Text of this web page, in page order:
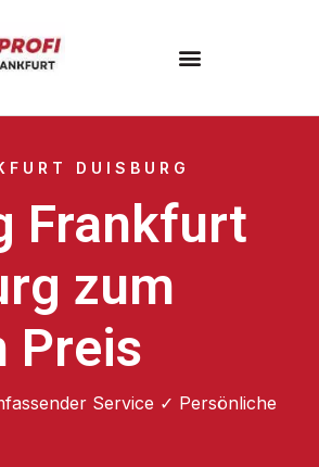
DUISBURG
Frankfurt
zum
Preis
Service ✓ Persönliche